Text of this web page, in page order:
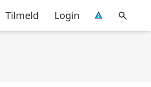
Tilmeld Login